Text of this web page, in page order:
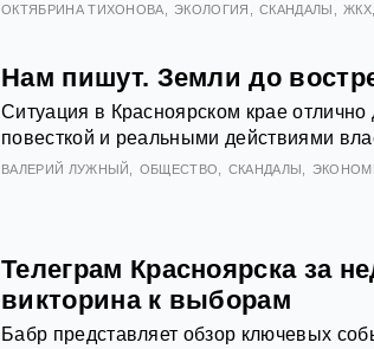
ОКТЯБРИНА ТИХОНОВА ЭКОЛОГИЯ СКАНДАЛЫ ЖКХ
Нам пишут. Земли до
Ситуация в Красноярском крае
повесткой и реальными действиями
ВАЛЕРИЙ ЛУЖНЫЙ ОБЩЕСТВО СКАНДАЛЫ
Телеграм Красноярска за
викторина к выборам
Бабр представляет обзор ключевых